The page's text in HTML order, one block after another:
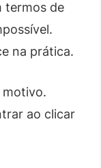
termos de
na prática.
motivo.
ao clicar